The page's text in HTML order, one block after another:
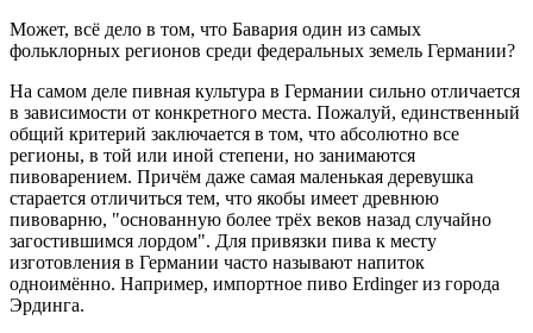
Может, всё дело в том, что Бавария один из самых
фольклорных регионов среди федеральных земель Германии?
На самом деле пивная культура в Германии сильно отличается
в зависимости от конкретного места. Пожалуй, единственный
общий критерий заключается в том, что абсолютно все
регионы, в той или иной степени, но занимаются
пивоварением. Причём даже самая маленькая деревушка
старается отличиться тем, что якобы имеет древнюю
пивоварню, "основанную более трёх веков назад случайно
загостившимся лордом". Для привязки пива к месту
изготовления в Германии часто называют напиток
одноимённо. Например, импортное пиво Erdinger из города
Эрдинга.